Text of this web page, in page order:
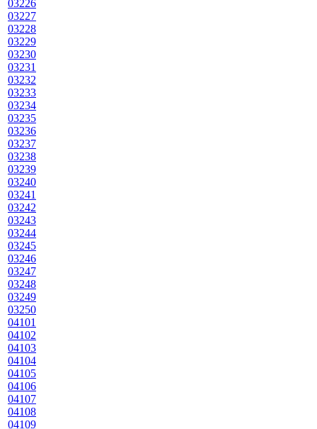
03226
03227
03228
03229
03230
03231
03232
03233
03234
03235
03236
03237
03238
03239
03240
03241
03242
03243
03244
03245
03246
03247
03248
03249
03250
04101
04102
04103
04104
04105
04106
04107
04108
04109